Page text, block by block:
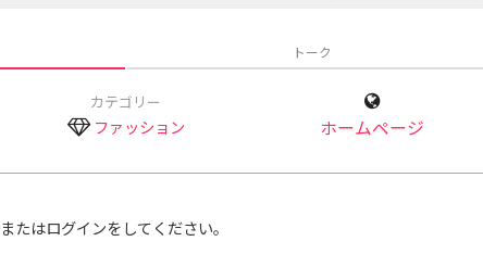
トーク
カテゴリー
ファッション ホームページ
たはログインをしてください。